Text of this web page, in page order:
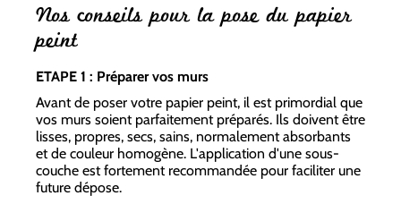
Nos conseils pour la pose du papier
peint
ETAPE 1 : Préparer vos murs
Avant de poser votre papier peint, il est primordial que
vos murs soient parfaitement préparés. Ils doivent être
lisses, propres, secs, sains, normalement absorbants
et de couleur homogène. L'application d'une sous-
couche est fortement recommandée pour faciliter une
future dépose.